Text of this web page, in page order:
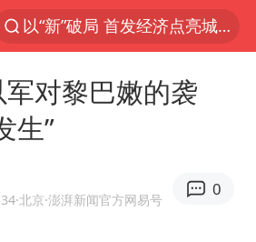
以“新”破局 首发经济点亮城市消费活力
昆明石林火把节
我国编制完成新版全月地质图
对黎巴嫩的袭
生”
·北京·澎湃新闻官方网易号
0